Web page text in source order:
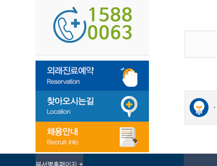
부서별홈페이지 +